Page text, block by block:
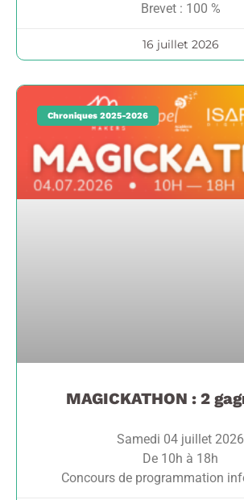
Brevet : 100 %
16 juillet 2026
Chroniques 2025-2026
MAGICKATHON : 2
Samedi 04 juillet 2026
De 10h à 18h
Concours de programmation